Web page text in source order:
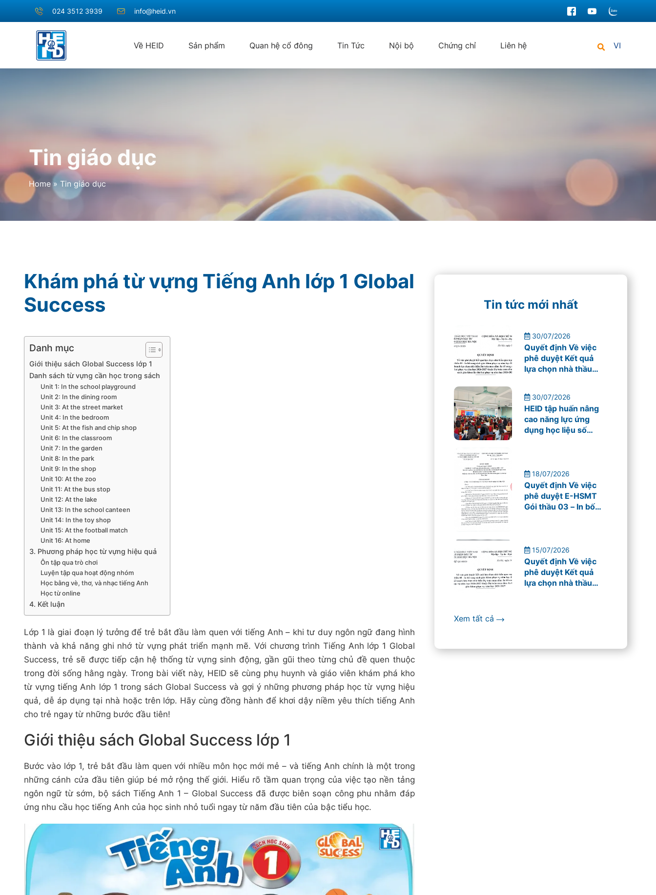
024 3512 3939 info@heid.vn
Về HEID Sản phẩm Quan hệ cổ đông Tin Tức Nội bộ Chứng chỉ Liên hệ VI
Tin giáo dục
Home » Tin giáo dục
Khám phá từ vựng Tiếng Anh lớp 1 Global
Success
Danh mục
Giới thiệu sách Global Success lớp 1
Danh sách từ vựng cần học trong sách
Unit 1: In the school playground
Unit 2: In the dining room
Unit 3: At the street market
Unit 4: In the bedroom
Unit 5: At the fish and chip shop
Unit 6: In the classroom
Unit 7: In the garden
Unit 8: In the park
Unit 9: In the shop
Unit 10: At the zoo
Unit 11: At the bus stop
Unit 12: At the lake
Unit 13: In the school canteen
Unit 14: In the toy shop
Unit 15: At the football match
Unit 16: At home
3. Phương pháp học từ vựng hiệu quả
Ôn tập qua trò chơi
Luyện tập qua hoạt động nhóm
Học bằng vè, thơ, và nhạc tiếng Anh
Học từ online
4. Kết luận
Lớp 1 là giai đoạn lý tưởng để trẻ bắt đầu làm quen với tiếng Anh – khi tư duy ngôn ngữ đang hình
thành và khả năng ghi nhớ từ vựng phát triển mạnh mẽ. Với chương trình Tiếng Anh lớp 1 Global
Success, trẻ sẽ được tiếp cận hệ thống từ vựng sinh động, gần gũi theo từng chủ đề quen thuộc
trong đời sống hằng ngày. Trong bài viết này, HEID sẽ cùng phụ huynh và giáo viên khám phá kho
từ vựng tiếng Anh lớp 1 trong sách Global Success và gợi ý những phương pháp học từ vựng hiệu
quả, dễ áp dụng tại nhà hoặc trên lớp. Hãy cùng đồng hành để khơi dậy niềm yêu thích tiếng Anh
cho trẻ ngay từ những bước đầu tiên!
Giới thiệu sách Global Success lớp 1
Bước vào lớp 1, trẻ bắt đầu làm quen với nhiều môn học mới mẻ – và tiếng Anh chính là một trong
những cánh cửa đầu tiên giúp bé mở rộng thế giới. Hiểu rõ tầm quan trọng của việc tạo nền tảng
ngôn ngữ từ sớm, bộ sách Tiếng Anh 1 – Global Success đã được biên soạn công phu nhằm đáp
ứng nhu cầu học tiếng Anh của học sinh nhỏ tuổi ngay từ năm đầu tiên của bậc tiểu học.
Tin tức mới nhất
Quyết định Về việc
phê duyệt Kết quả
lựa chọn nhà thầu
giáo khoa phục vụ
năm học 2026-
2027
30/07/2026
HEID tập huấn nâng
cao năng lực ứng
dụng học liệu số
30/07/2026
Quyết định Về việc
phê duyệt E-HSMT
Gói thầu 03 – In bố
18/07/2026
Quyết định Về việc
phê duyệt Kết quả
lựa chọn nhà thầu
15/07/2026
Xem tất cả